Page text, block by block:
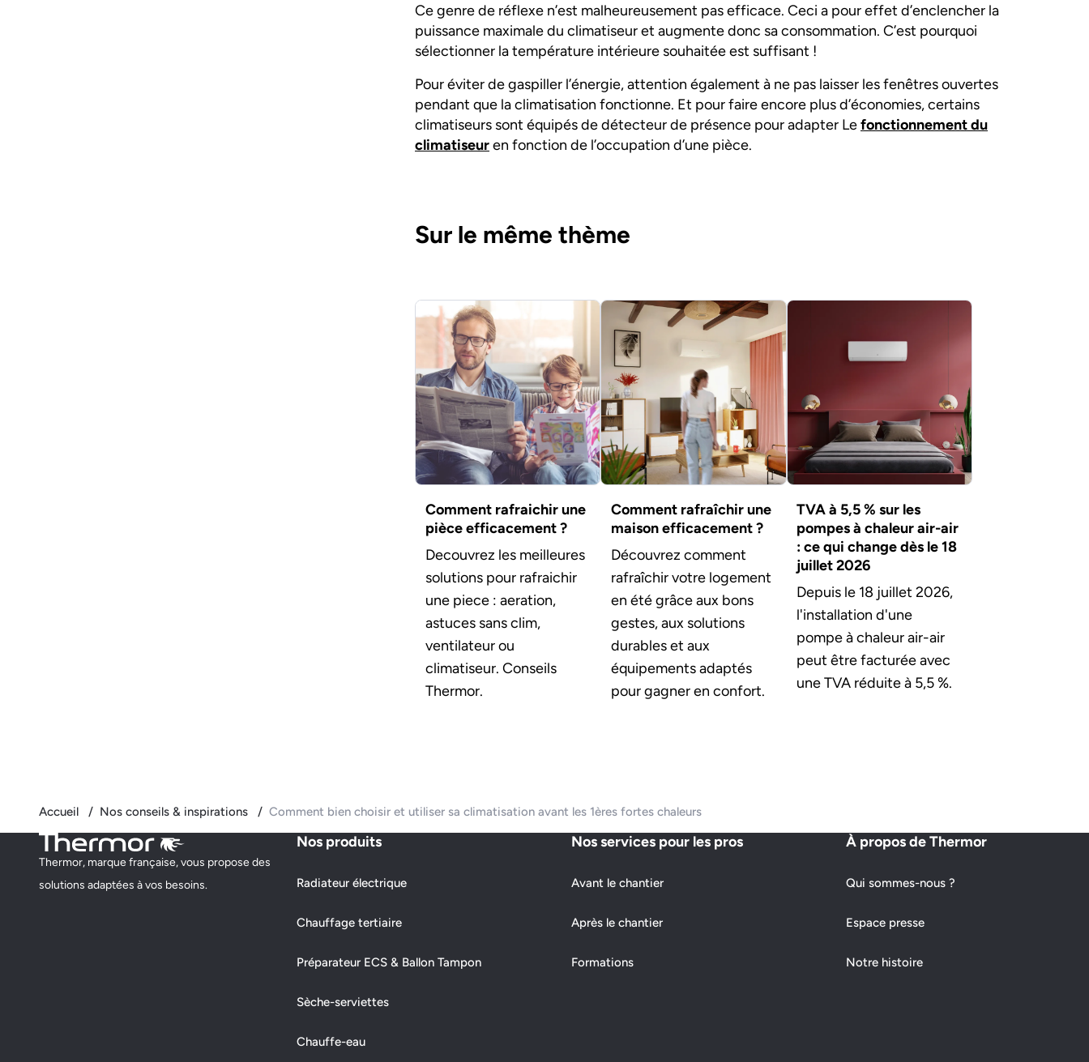
Ce genre de réflexe n’est malheureusement pas efficace. Ceci a pour effet d’enclencher la
puissance maximale du climatiseur et augmente donc sa consommation. C’est pourquoi
sélectionner la température intérieure souhaitée est suffisant !
Pour éviter de gaspiller l’énergie, attention également à ne pas laisser les fenêtres ouvertes
pendant que la climatisation fonctionne. Et pour faire encore plus d’économies, certains
climatiseurs sont équipés de détecteur de présence pour adapter Lefonctionnement du
climatiseuren fonction de l’occupation d’une pièce.
Sur le même thème
Comment rafraichir une
pièce efficacement ?
Decouvrez les meilleures
solutions pour rafraichir
une piece : aeration,
astuces sans clim,
ventilateur ou
climatiseur. Conseils
Thermor.
Comment rafraîchir une
maison efficacement ?
Découvrez comment
rafraîchir votre logement
en été grâce aux bons
gestes, aux solutions
durables et aux
équipements adaptés
pour gagner en confort.
TVA à 5,5 % sur les
pompes à chaleur air-air
: ce qui change dès le 18
juillet 2026
Depuis le 18 juillet 2026,
l'installation d'une
pompe à chaleur air-air
peut être facturée avec
une TVA réduite à 5,5 %.
Accueil Nos conseils & inspirations Comment bien choisir et utiliser sa climatisation avant les 1ères fortes chaleurs
Thermor, marque française, vous propose des
solutions adaptées à vos besoins.
Nos produits
Radiateur électrique
Chauffage tertiaire
Préparateur ECS & Ballon Tampon
Sèche-serviettes
Chauffe-eau
Nos services pour les pros
Avant le chantier
Après le chantier
Formations
À propos de Thermor
Qui sommes-nous ?
Espace presse
Notre histoire